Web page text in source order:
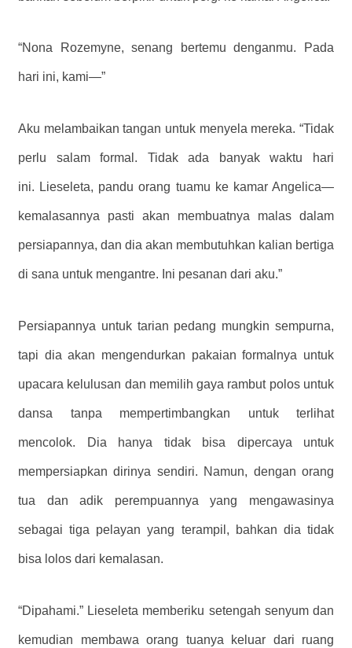
“Nona Rozemyne, senang bertemu denganmu. Pada
hari ini, kami—”
Aku melambaikan tangan untuk menyela mereka. “Tidak
perlu salam formal. Tidak ada banyak waktu hari
ini. Lieseleta, pandu orang tuamu ke kamar Angelica—
kemalasannya pasti akan membuatnya malas dalam
persiapannya, dan dia akan membutuhkan kalian bertiga
di sana untuk mengantre. Ini pesanan dari aku.”
Persiapannya untuk tarian pedang mungkin sempurna,
tapi dia akan mengendurkan pakaian formalnya untuk
upacara kelulusan dan memilih gaya rambut polos untuk
dansa tanpa mempertimbangkan untuk terlihat
mencolok. Dia hanya tidak bisa dipercaya untuk
mempersiapkan dirinya sendiri. Namun, dengan orang
tua dan adik perempuannya yang mengawasinya
sebagai tiga pelayan yang terampil, bahkan dia tidak
bisa lolos dari kemalasan.
“Dipahami.” Lieseleta memberiku setengah senyum dan
kemudian membawa orang tuanya keluar dari ruang